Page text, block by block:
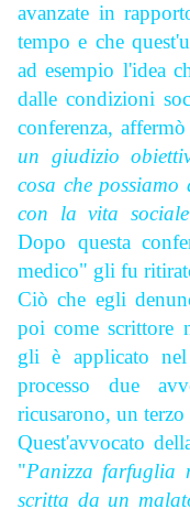
avanzate in
tempo e che
ad esempio l'idea
dalle condizioni
conferenza,
un giudizio
cosa che
con la vita
Dopo questa
medico" gli fu
Ciò che egli
poi come scrittore
gli è applicato
processo due
ricusarono, un terzo
Quest'avvocato
"Panizza farfuglia
scritta da un